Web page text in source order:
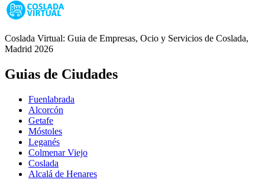
Coslada Virtual: Guia de Empresas, Ocio y Servicios de Coslada,
Madrid 2026
Guias de Ciudades
Fuenlabrada
Alcorcón
Getafe
Móstoles
Leganés
Colmenar Viejo
Coslada
Alcalá de Henares